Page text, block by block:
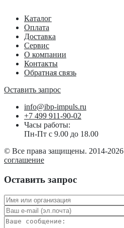
Каталог
Оплата
Доставка
Сервис
О компании
Контакты
Обратная связь
Оставить запрос
info@ibp-impuls.ru
+7 499 911-90-02
Часы работы:
Пн-Пт с 9.00 до 18.00
© Все права защищены. 2014-2026
соглашение
Оставить запрос